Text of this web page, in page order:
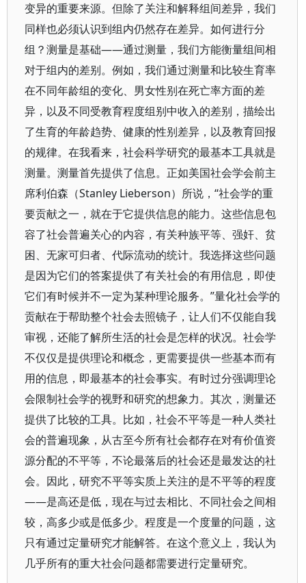
变异的重要来源。但除了关注和解释组间差异，我们
同样也必须认识到组内仍然存在差异。如何进行分
组？测量是基础——通过测量，我们方能衡量组间相
对于组内的差别。例如，我们通过测量和比较生育率
在不同年龄组的变化、男女性别在死亡率方面的差
异，以及不同受教育程度组别中收入的差别，描绘出
了生育的年龄趋势、健康的性别差异，以及教育回报
的规律。在我看来，社会科学研究的最基本工具就是
测量。测量首先提供了信息。正如美国社会学会前主
席利伯森（Stanley Lieberson）所说，“社会学的重
要贡献之一，就在于它提供信息的能力。这些信息包
容了社会普遍关心的内容，有关种族平等、强奸、贫
困、无家可归者、代际流动的统计。我选择这些问题
是因为它们的答案提供了有关社会的有用信息，即使
它们有时候并不一定为某种理论服务。”量化社会学的
贡献在于帮助整个社会去照镜子，让人们不仅能自我
审视，还能了解所生活的社会是怎样的状况。社会学
不仅仅是提供理论和概念，更需要提供一些基本而有
用的信息，即最基本的社会事实。有时过分强调理论
会限制社会学的视野和研究的想象力。其次，测量还
提供了比较的工具。比如，社会不平等是一种人类社
会的普遍现象，从古至今所有社会都存在对有价值资
源分配的不平等，不论最落后的社会还是最发达的社
会。因此，研究不平等实质上关注的是不平等的程度
——是高还是低，现在与过去相比、不同社会之间相
较，高多少或是低多少。程度是一个度量的问题，这
只有通过定量研究才能解答。在这个意义上，我认为
几乎所有的重大社会问题都需要进行定量研究。